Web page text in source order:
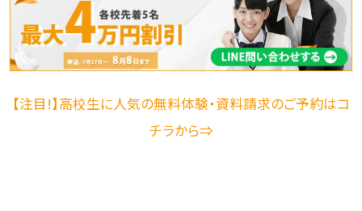
【注目!】高校生に人気の無料体験・資料請求のご予約はコ
チラから⇒